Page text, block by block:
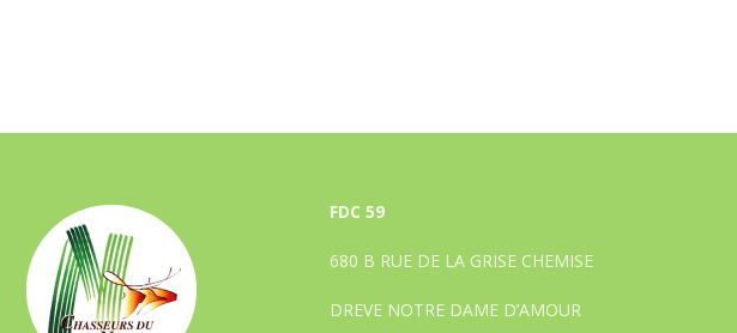
FDC 59
680 B RUE DE LA GRISE CHEMISE
DREVE NOTRE DAME D’AMOUR